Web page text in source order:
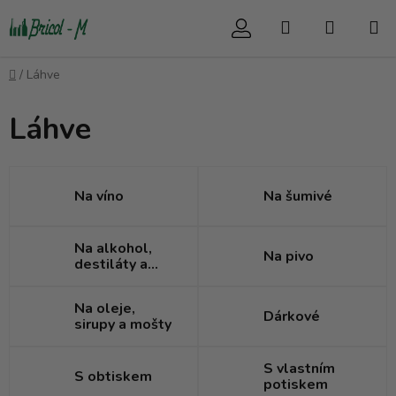
na
Hledat
Domů
/ Láhve
Láhve
Na víno Na šumivé
Na alkohol,
destiláty a
Na pivo
Na oleje,
sirupy a mošty
Dárkové
S obtiskem
S vlastním
potiskem